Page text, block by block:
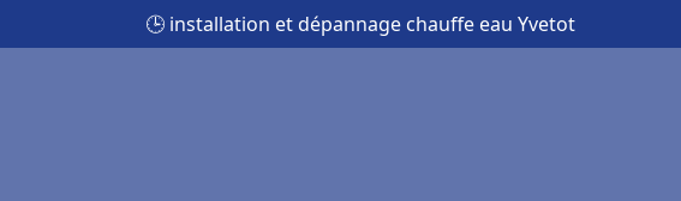
🕒 installation et dépannage chauffe eau Yvetot